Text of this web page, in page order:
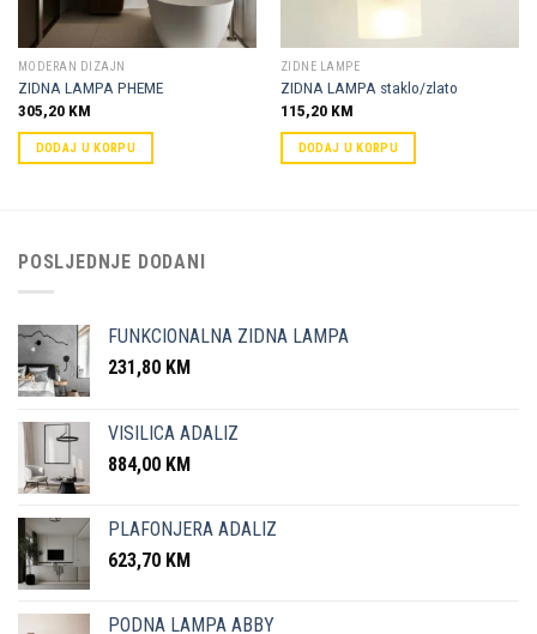
MODERAN DIZAJN
ZIDNA LAMPA PHEME
305,20 KM
DODAJ U KORPU
ZIDNE LAMPE
ZIDNA LAMPA staklo/zlato
115,20 KM
DODAJ U KORPU
POSLJEDNJE DODANI
FUNKCIONALNA ZIDNA LAMPA
231,80 KM
VISILICA ADALIZ
884,00 KM
PLAFONJERA ADALIZ
623,70 KM
PODNA LAMPA ABBY